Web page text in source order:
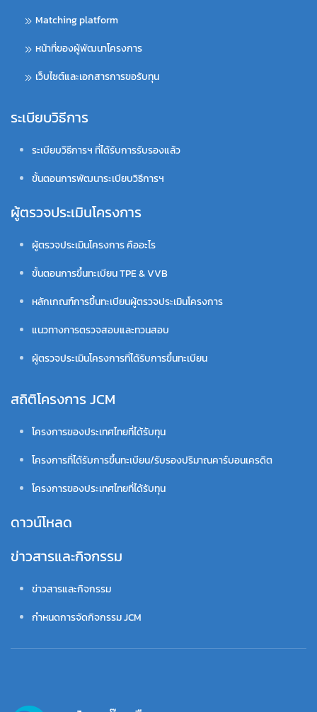
Matching platform
หน้าที่ของผู้พัฒนาโครงการ
เว็บไซต์และเอกสารการขอรับทุน
ระเบียบวิธีการ
ระเบียบวิธีการฯ ที่ได้รับการรับรองแล้ว
ขั้นตอนการพัฒนาระเบียบวิธีการฯ
ผู้ตรวจประเมินโครงการ
ผู้ตรวจประเมินโครงการ คืออะไร
ขั้นตอนการขึ้นทะเบียน TPE & VVB
หลักเกณฑ์การขึ้นทะเบียนผู้ตรวจประเมินโครงการ
แนวทางการตรวจสอบและทวนสอบ
ผู้ตรวจประเมินโครงการที่ได้รับการขึ้นทะเบียน
สถิติโครงการ JCM
โครงการของประเทศไทยที่ได้รับทุน
โครงการที่ได้รับการขึ้นทะเบียน/รับรองปริมาณคาร์บอนเครดิต
โครงการของประเทศไทยที่ได้รับทุน
ดาวน์โหลด
ข่าวสารและกิจกรรม
ข่าวสารและกิจกรรม
กำหนดการจัดกิจกรรม JCM